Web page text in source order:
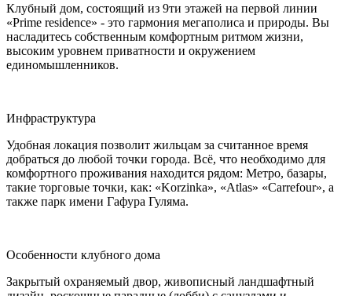
Клубный дом, состоящий из 9ти этажей на первой линии
«Prime residence» - это гармония мегаполиса и природы. Вы
насладитесь собственным комфортным ритмом жизни,
высоким уровнем приватности и окружением
единомышленников.
Инфраструктура
Удобная локация позволит жильцам за считанное время
добраться до любой точки города. Всё, что необходимо для
комфортного проживания находится рядом: Метро, базары,
такие торговые точки, как: «Korzinka», «Atlas» «Carrefour», а
также парк имени Гафура Гуляма.
Особенности клубного дома
Закрытый охраняемый двор, живописный ландшафтный